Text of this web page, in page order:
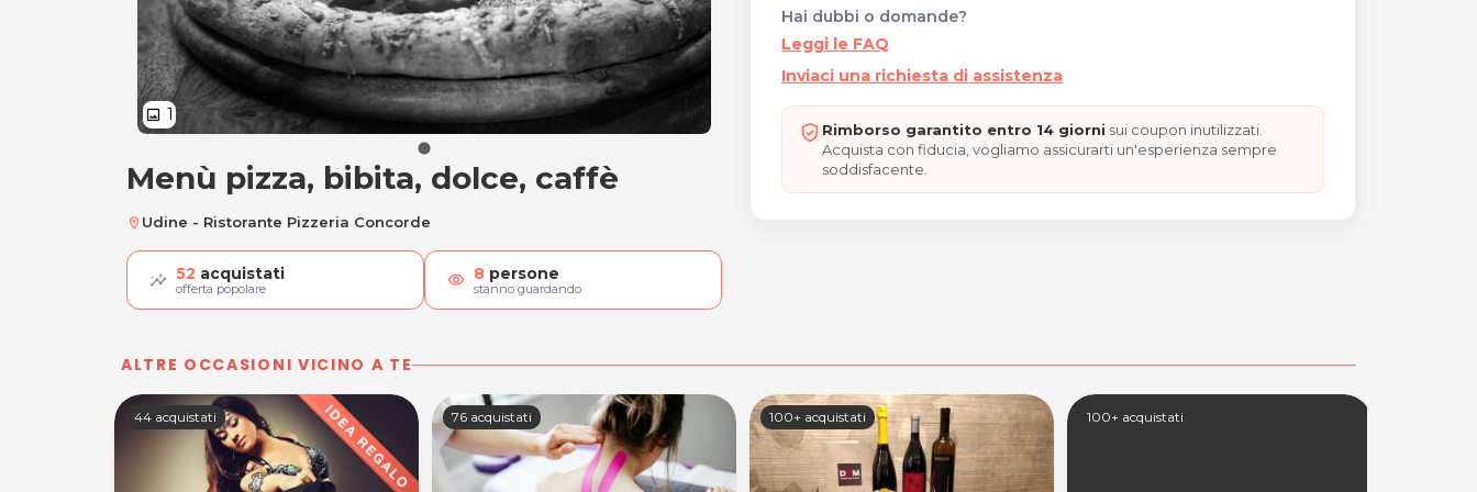
image 1
Menù pizza, bibita, dolce, caffè
Menù pizza, bibita, dolce, caffè
location_on Udine - Ristorante Pizzeria Concorde
52 acquistati
offerta popolare visibility 8 persone
stanno guardando
Hai dubbi o domande?
Leggi le FAQ
Inviaci una richiesta di assistenza
Rimborso garantito entro 14 giorni sui coupon inutilizzati.
Acquista con fiducia, vogliamo assicurarti un'esperienza sempre
soddisfacente.
ALTRE OCCASIONI VICINO A TE
44 acquistati 76 acquistati 100+ acquistati 100+ acquistati